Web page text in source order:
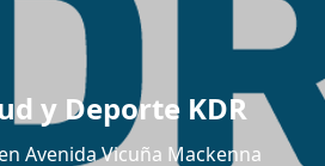
y Deporte KDR
Avenida Vicuña Mackenna